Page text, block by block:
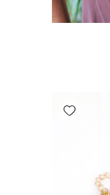
Add wishlist